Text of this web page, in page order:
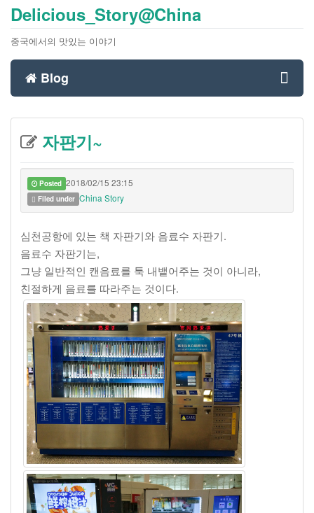
Delicious_Story@China
중국에서의 맛있는 이야기
Blog
자판기~
Posted 2018/02/15 23:15
Filed under China Story
심천공항에 있는 책 자판기와 음료수 자판기.
음료수 자판기는,
그냥 일반적인 캔음료를 툭 내뱉어주는 것이 아니라,
친절하게 음료를 따라주는 것이다.